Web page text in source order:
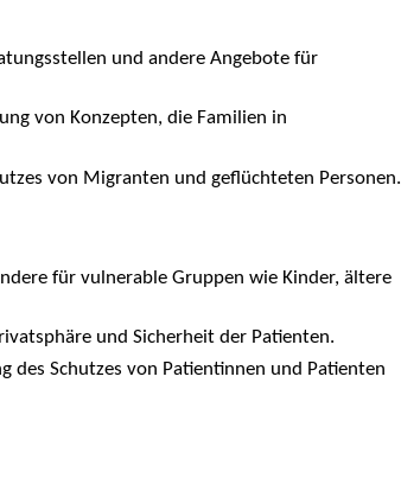
und andere Angebote für
von Konzepten, die Familien in
von Migranten und geflüchteten Personen.
für vulnerable Gruppen wie Kinder, ältere
und Sicherheit der Patienten.
des Schutzes von Patientinnen und Patienten